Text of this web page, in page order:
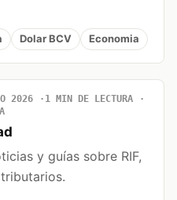
Dolar BCV Economia
2026
1 MIN DE LECTURA
y guías sobre RIF,